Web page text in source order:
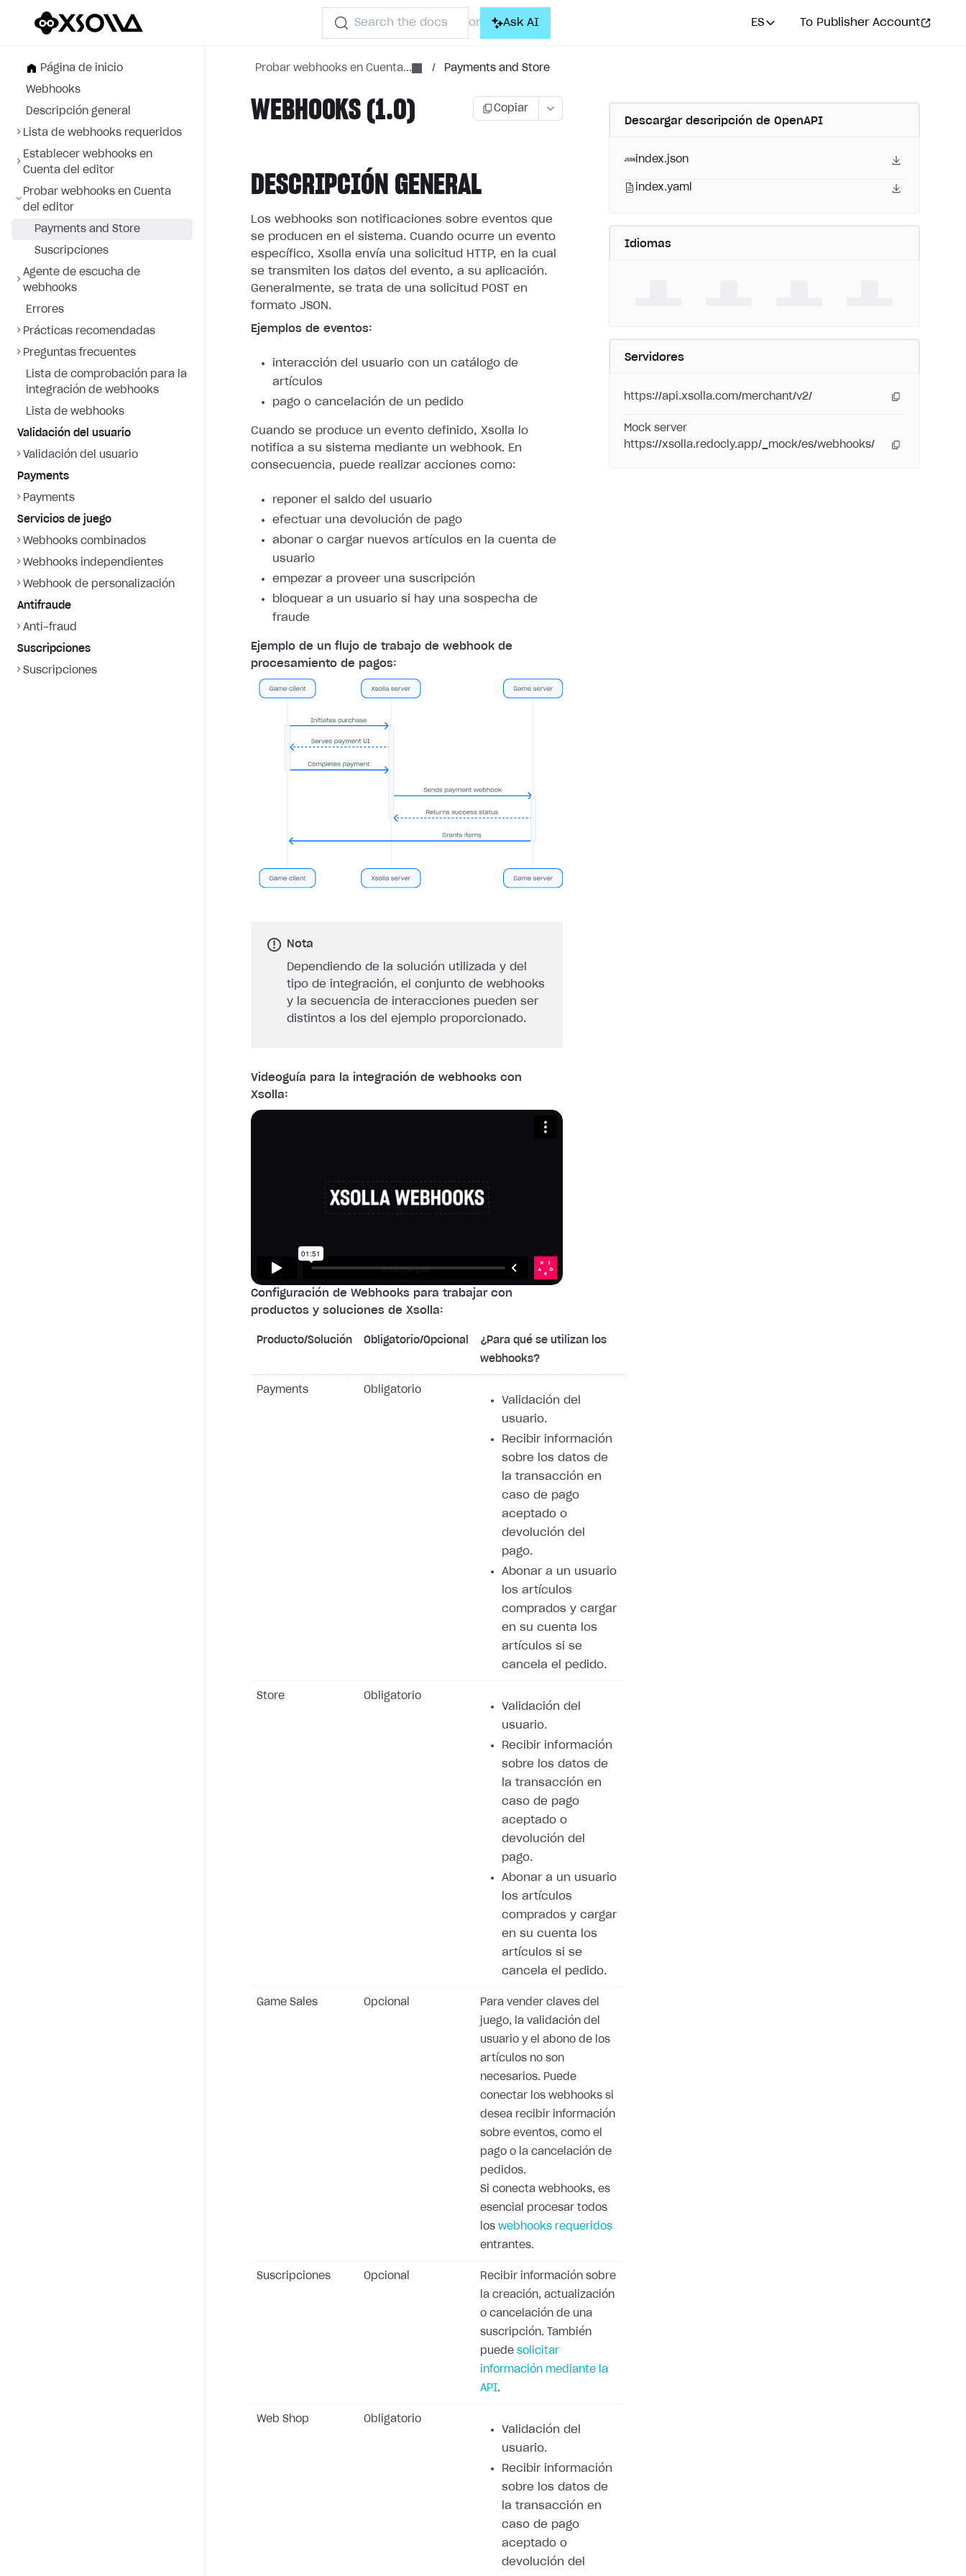
Search the docs or Ask AI ES To Publisher Account
Página de inicio
Webhooks
Descripción general
Lista de webhooks requeridos
Establecer webhooks en
Cuenta del editor
Probar webhooks en Cuenta
del editor
Payments and Store
Suscripciones
Agente de escucha de
webhooks
Errores
Prácticas recomendadas
Preguntas frecuentes
Lista de comprobación para la
integración de webhooks
Lista de webhooks
Validación del usuario
Validación del usuario
Payments
Payments
Servicios de juego
Webhooks combinados
Webhooks independientes
Webhook de personalización
Antifraude
Anti-fraud
Suscripciones
Suscripciones
Probar webhooks en Cuenta... / Payments and Store
WEBHOOKS (1.0) Copiar
DESCRIPCIÓN GENERAL
Los webhooks son notificaciones sobre eventos que
se producen en el sistema. Cuando ocurre un evento
específico, Xsolla envía una solicitud HTTP, en la cual
se transmiten los datos del evento, a su aplicación.
Generalmente, se trata de una solicitud POST en
formato JSON.
Ejemplos de eventos:
interacción del usuario con un catálogo de
artículos
pago o cancelación de un pedido
Cuando se produce un evento definido, Xsolla lo
notifica a su sistema mediante un webhook. En
consecuencia, puede realizar acciones como:
reponer el saldo del usuario
efectuar una devolución de pago
abonar o cargar nuevos artículos en la cuenta de
usuario
empezar a proveer una suscripción
bloquear a un usuario si hay una sospecha de
fraude
Ejemplo de un flujo de trabajo de webhook de
procesamiento de pagos:
Nota
Dependiendo de la solución utilizada y del
tipo de integración, el conjunto de webhooks
y la secuencia de interacciones pueden ser
distintos a los del ejemplo proporcionado.
Videoguía para la integración de webhooks con
Xsolla:
Configuración de Webhooks para trabajar con
productos y soluciones de Xsolla:
Producto/Solución Obligatorio/Opcional
¿Para qué se utilizan los
webhooks?
Payments Obligatorio
Validación del
usuario.
Recibir información
sobre los datos de
la transacción en
caso de pago
aceptado o
devolución del
pago.
Abonar a un usuario
los artículos
comprados y cargar
en su cuenta los
artículos si se
cancela el pedido.
Store Obligatorio
Validación del
usuario.
Recibir información
sobre los datos de
la transacción en
caso de pago
aceptado o
devolución del
pago.
Abonar a un usuario
los artículos
comprados y cargar
en su cuenta los
artículos si se
cancela el pedido.
Game Sales Opcional
Para vender claves del
juego, la validación del
usuario y el abono de los
artículos no son
necesarios. Puede
conectar los webhooks si
desea recibir información
sobre eventos, como el
pago o la cancelación de
pedidos.
Si conecta webhooks, es
esencial procesar todos
los webhooks requeridos
entrantes.
Suscripciones Opcional
Recibir información sobre
la creación, actualización
o cancelación de una
suscripción. También
puede solicitar
información mediante la
API.
Web Shop Obligatorio
Validación del
usuario.
Recibir información
sobre los datos de
la transacción en
caso de pago
aceptado o
devolución del
Descargar descripción de OpenAPI
index.json
index.yaml
Idiomas
Servidores
https://api.xsolla.com/merchant/v2/
Mock server
https://xsolla.redocly.app/_mock/es/webhooks/